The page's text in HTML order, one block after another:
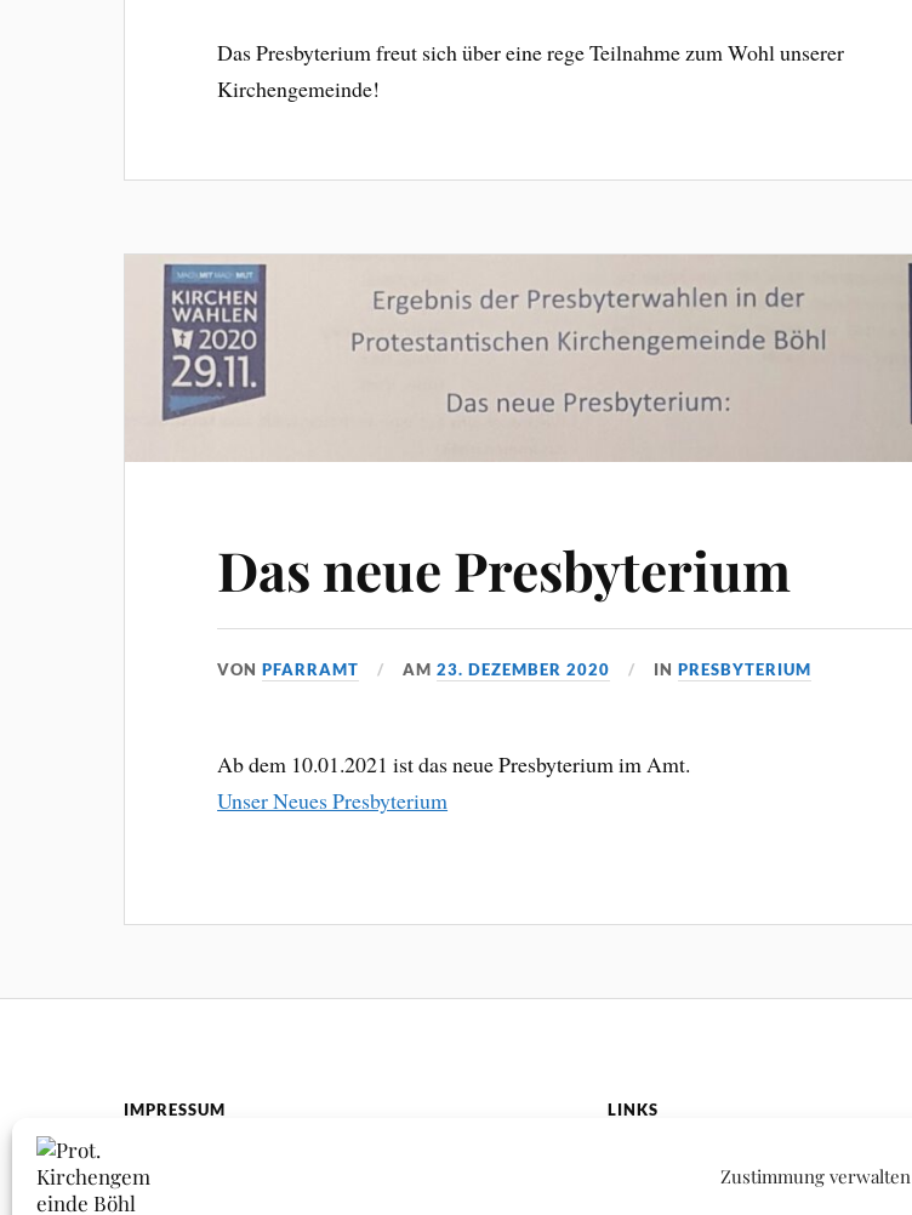
Zustimmung verwalten
Das Presbyterium freut sich über eine rege Teilnahme zum Wohl unserer
Kirchengemeinde!
Das neue Presbyterium
VONPFARRAMT AM23. DEZEMBER 2020 INPRESBYTERIUM
Ab dem 10.01.2021 ist das neue Presbyterium im Amt.
Unser Neues Presbyterium
IMPRESSUM
Datenschutz
LINKS
Prot. Kirchengemeinde Schifferstadt